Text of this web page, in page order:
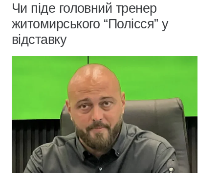
Чи піде головний тренер
житомирського “Полісся” у
відставку